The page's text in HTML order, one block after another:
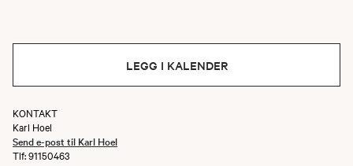
LEGG I KALENDER
KONTAKT
Karl Hoel
Send e-post til Karl Hoel
Tlf: 91150463